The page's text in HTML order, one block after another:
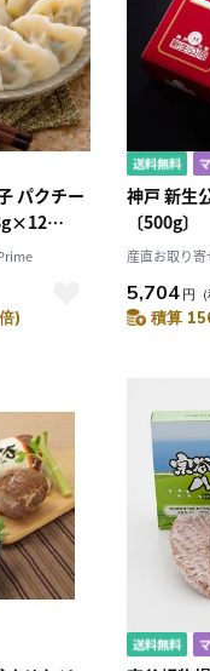
パクチー
約
)
神戸 新生
〔500g〕
産直お取り
5,704 円
積算